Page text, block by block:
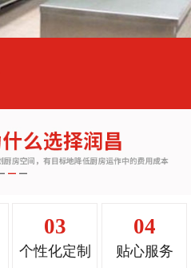
03
个性化定制
04
贴心服务